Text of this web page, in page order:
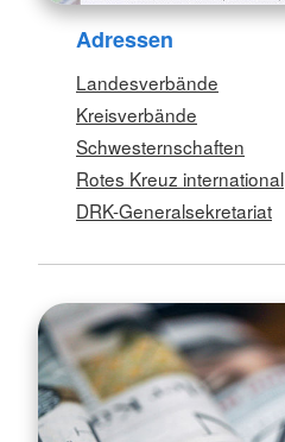
Adressen
Landesverbände
Kreisverbände
Schwesternschaften
Rotes Kreuz international
DRK-Generalsekretariat